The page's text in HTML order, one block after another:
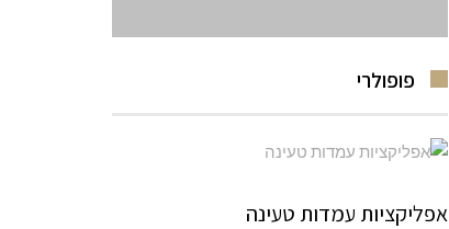
פופולרי
אפליקציות עמדות טעינה